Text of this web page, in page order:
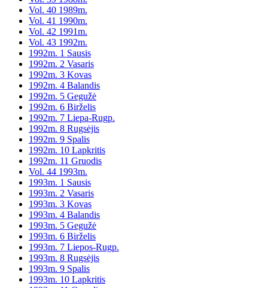
Vol. 40 1989m.
Vol. 41 1990m.
Vol. 42 1991m.
Vol. 43 1992m.
1992m. 1 Sausis
1992m. 2 Vasaris
1992m. 3 Kovas
1992m. 4 Balandis
1992m. 5 Gegužė
1992m. 6 Birželis
1992m. 7 Liepa-Rugp.
1992m. 8 Rugsėjis
1992m. 9 Spalis
1992m. 10 Lapkritis
1992m. 11 Gruodis
Vol. 44 1993m.
1993m. 1 Sausis
1993m. 2 Vasaris
1993m. 3 Kovas
1993m. 4 Balandis
1993m. 5 Gegužė
1993m. 6 Birželis
1993m. 7 Liepos-Rugp.
1993m. 8 Rugsėjis
1993m. 9 Spalis
1993m. 10 Lapkritis